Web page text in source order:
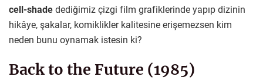
cell-shade dediğimiz çizgi film grafiklerinde yapıp dizinin
hikâye, şakalar, komiklikler kalitesine erişemezsen kim
neden bunu oynamak istesin ki?
Back to the Future (1985)